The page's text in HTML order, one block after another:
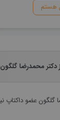
هستم
دکتر محمدرضا
گلگونعضو داکتاپ